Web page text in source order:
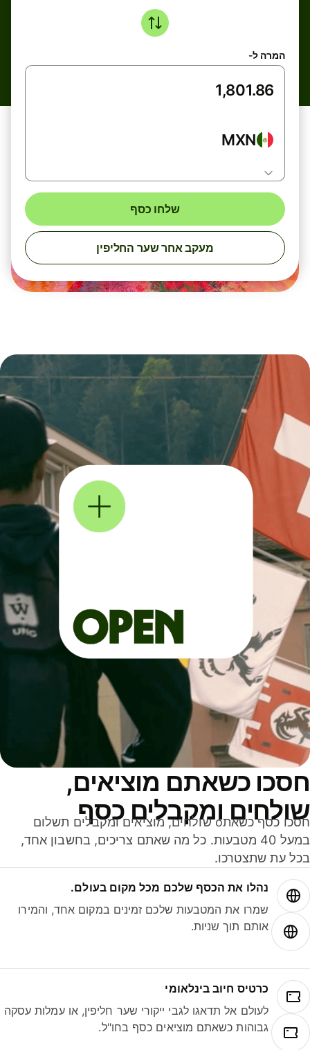
המרה ל-
MXN
שלחו כסף
מעקב אחר שער החליפין
כשאתם מוציאים,
ומקבלים כסף
חסכו כסף כשאתo שולחים, מוציאים ומקבלים תשלום
במעל 40 מטבעות. כל מה שאתם צריכים, בחשבון אחד,
עת שתצטרכו.
נהלו את הכסף שלכם מכל מקום בעולם.
שמרו את המטבעות שלכם זמינים במקום אחד, והמירו
אותם תוך שניות.
כרטיס חיוב בינלאומי
לעולם אל תדאגו לגבי ייקורי שער חליפין, או עמלות עסקה
גבוהות כשאתם מוציאים כסף בחו"ל.